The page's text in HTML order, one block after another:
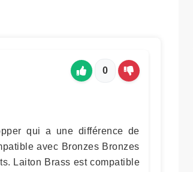
0
qui a une différence de
avec Bronzes Bronzes
Laiton Brass est compatible